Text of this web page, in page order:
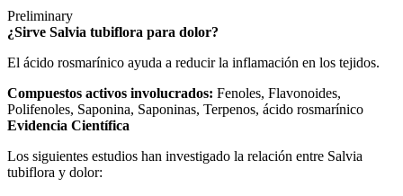
Preliminary
¿Sirve Salvia tubiflora para dolor?
El ácido rosmarínico ayuda a reducir la inflamación en los tejidos.
Compuestos activos involucrados: Fenoles, Flavonoides,
Polifenoles, Saponina, Saponinas, Terpenos, ácido rosmarínico
Evidencia Científica
Los siguientes estudios han investigado la relación entre Salvia
tubiflora y dolor: